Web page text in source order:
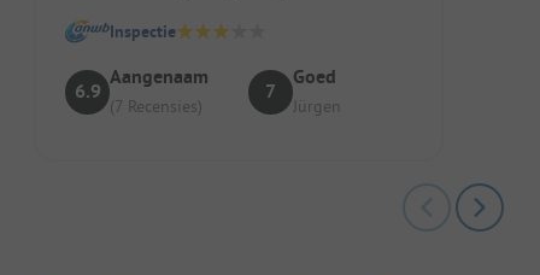
Inspectie
6.9
Aangenaam
(7 Recensies)
7
Goed
Jürgen